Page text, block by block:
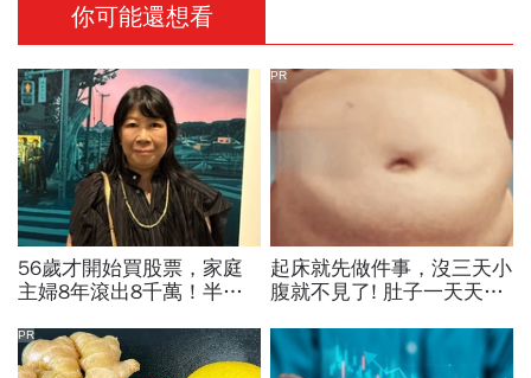
你可能還想看
56歲才開始買股票，家庭
主婦8年滾出8千萬！半年
殺在最低點」...她靠3個心
法翻身
起床就先做件事，沒三天小
腹就不見了! 肚子一天天變
PR
PR